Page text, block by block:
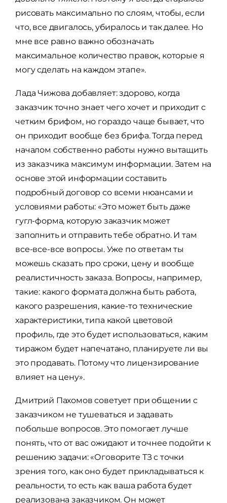
рисовать максимально по слоям, чтобы, если
что, все двигалось, убиралось и так далее. Но
мне все равно важно обозначать
максимальное количество правок, которые я
могу сделать на каждом этапе».
Лада Чижова добавляет: здорово, когда
заказчик точно знает чего хочет и приходит с
четким брифом, но гораздо чаще бывает, что
он приходит вообще без брифа. Тогда перед
началом собственно работы нужно вытащить
из заказчика максимум информации. Затем на
основе этой информации составить
подробный договор со всеми нюансами и
условиями работы: «Это может быть даже
гугл-форма, которую заказчик может
заполнить и отправить тебе обратно. И там
все-все-все вопросы. Уже по ответам ты
можешь сказать про сроки, цену и вообще
реалистичность заказа. Вопросы, например,
такие: какого формата должна быть работа,
какого разрешения, какие-то технические
характеристики, типа какой цветовой
профиль, где это будет использоваться, каким
тиражом будет напечатано, планируете ли вы
это продавать. Потому что лицензирование
влияет на цену».
Дмитрий Пахомов советует при общении с
заказчиком не тушеваться и задавать
побольше вопросов. Это помогает лучше
понять, что от вас ожидают и точнее подойти к
решению задачи: «Оговорите ТЗ с точки
зрения того, как оно будет прикладываться к
реальности, то есть как ваша работа будет
реализована заказчиком. Он может